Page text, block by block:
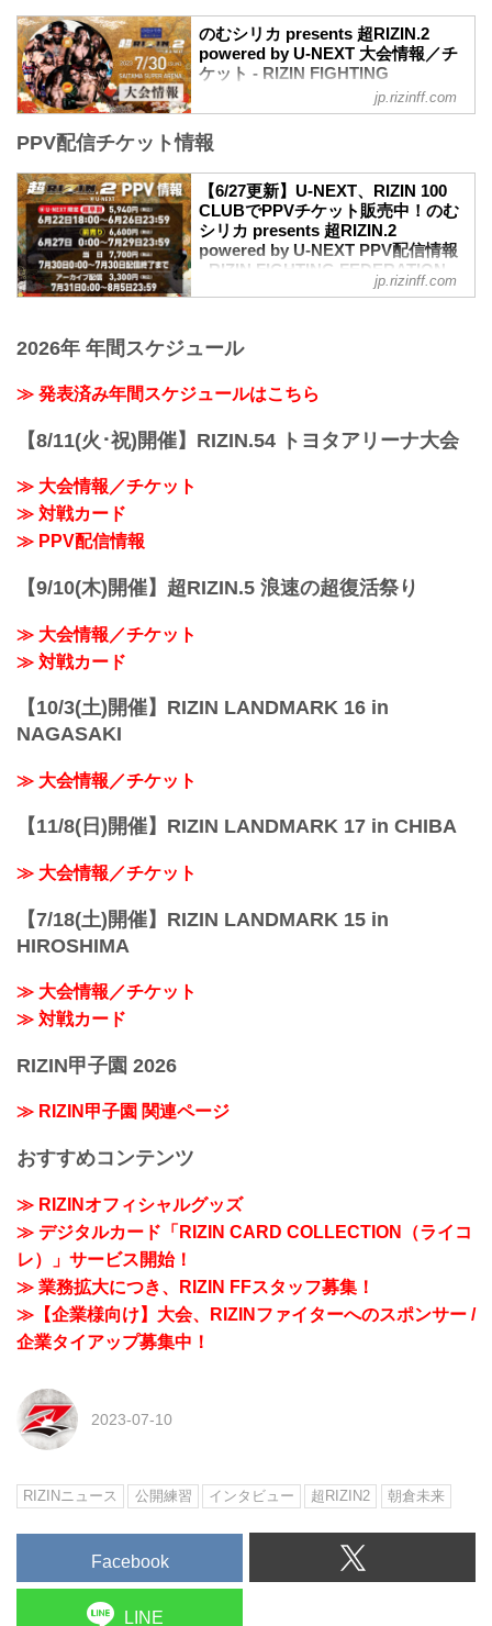
のむシリカ presents 超RIZIN.2
powered by U-NEXT 大会情報／チ
ケット - RIZIN FIGHTING
FEDERATION オフィシャルサイト
【7/5更新】開催日変更のお知らせ
しました。
【6/16更新】開催日変更のお知らせ
超RIZIN.2 powered by U-NEXT開場/開始
時間が以下に変更となりました。
変更前：7月30日（日）12:00開場（予
MOVIE
youtu.be
jp.rizinff.com
PPV配信チケット情報
【6/27更新】U-NEXT、RIZIN 100
CLUBでPPVチケット販売中！のむ
シリカ presents 超RIZIN.2
powered by U-NEXT PPV配信情報
- RIZIN FIGHTING FEDERATION
にて開催されるのむシリカ presents 超
RIZIN.2 powered by U-NEXTの、U-
ケットの販売がスタート！
ォームでのむシリカ presents 超RIZIN.2
PPV配信チケ...
jp.rizinff.com
2026年 年間スケジュール
≫ 発表済み年間スケジュールはこちら
【8/11(火･祝)開催】RIZIN.54 トヨタアリーナ大会
≫ 大会情報／チケット
≫ 対戦カード
≫ PPV配信情報
【9/10(木)開催】超RIZIN.5 浪速の超復活祭り
≫ 大会情報／チケット
≫ 対戦カード
【10/3(土)開催】RIZIN LANDMARK 16 in
NAGASAKI
≫ 大会情報／チケット
【11/8(日)開催】RIZIN LANDMARK 17 in CHIBA
≫ 大会情報／チケット
【7/18(土)開催】RIZIN LANDMARK 15 in
HIROSHIMA
≫ 大会情報／チケット
≫ 対戦カード
RIZIN甲子園 2026
≫ RIZIN甲子園 関連ページ
おすすめコンテンツ
≫ RIZINオフィシャルグッズ
≫ デジタルカード「RIZIN CARD COLLECTION（ライコ
レ）」サービス開始！
≫ 業務拡大につき、RIZIN FFスタッフ募集！
≫【企業様向け】大会、RIZINファイターへのスポンサー /
企業タイアップ募集中！
2023-07-10
RIZINニュース 公開練習 インタビュー 超RIZIN2 朝倉未来
Facebook
LINE